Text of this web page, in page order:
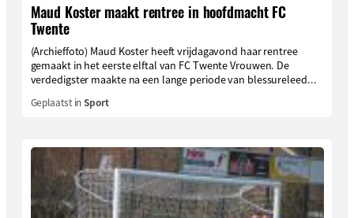
Maud Koster maakt rentree in hoofdmacht FC
Twente
(Archieffoto) Maud Koster heeft vrijdagavond haar rentree
gemaakt in het eerste elftal van FC Twente Vrouwen. De
verdedigster maakte na een lange periode van blessureleed...
Geplaatst inSport